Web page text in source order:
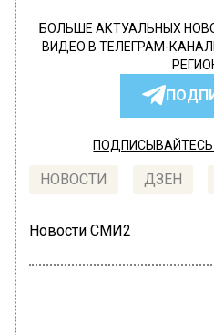
БОЛЬШЕ АКТУАЛЬНЫХ
ВИДЕО В ТЕЛЕГРАМ-
НОВОСТИ ДЗЕН
Новости СМИ2